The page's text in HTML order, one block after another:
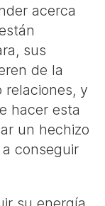
acerca
sus
de la
relaciones, y
hacer esta
un hechizo
conseguir